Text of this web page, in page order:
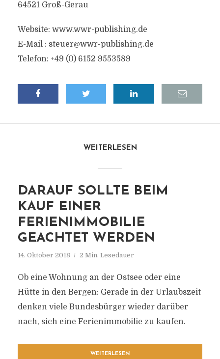
64521 Groß-Gerau
Website: www.wwr-publishing.de
E-Mail : steuer@wwr-publishing.de
Telefon: +49 (0) 6152 9553589
WEITERLESEN
DARAUF SOLLTE BEIM
KAUF EINER
FERIENIMMOBILIE
GEACHTET WERDEN
14. Oktober 2018 2 Min. Lesedauer
Ob eine Wohnung an der Ostsee oder eine
Hütte in den Bergen: Gerade in der Urlaubszeit
denken viele Bundesbürger wieder darüber
nach, sich eine Ferienimmobilie zu kaufen.
WEITERLESEN